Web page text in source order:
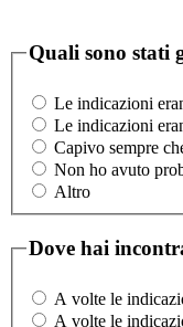
Quali sono stati
Le indicazioni
Le indicazioni
Capivo sempre
Non ho avuto
Altro
Dove hai
A volte le
A volte le